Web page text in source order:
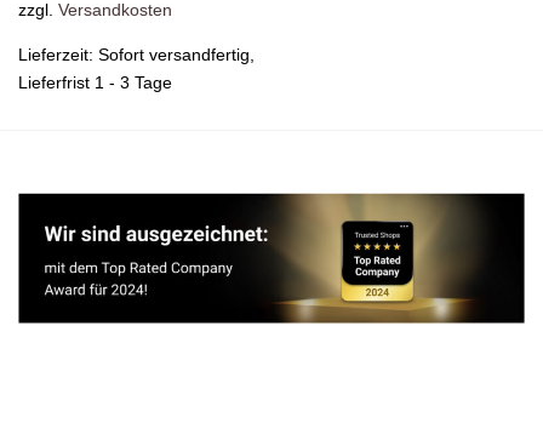
zzgl. Versandkosten
Lieferzeit: Sofort versandfertig,
Lieferfrist 1 - 3 Tage